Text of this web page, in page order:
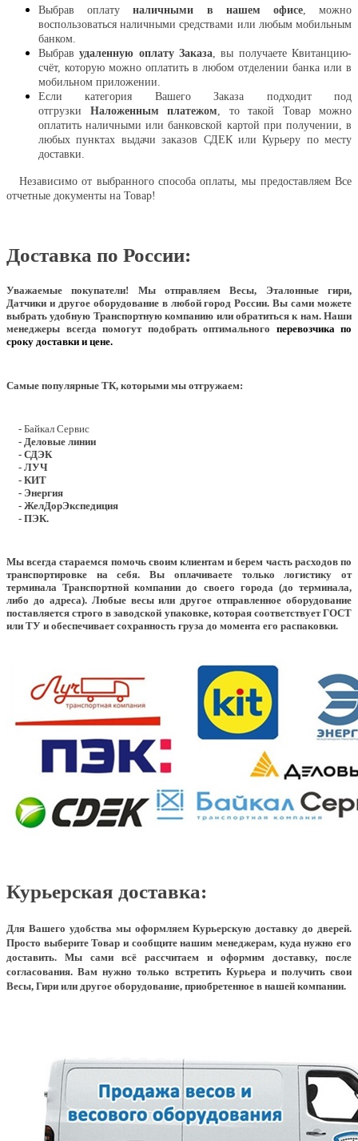
Выбрав оплатуналичными в нашем офисе, можно
воспользоваться наличными средствами или любым мобильным
банком.
Выбравудаленную оплату Заказа , вы получаете Квитанцию-
счёт, которую можно оплатить в любом отделении банка или в
мобильном приложении.
Если категория Вашего Заказа подходит под
отгрузки Наложенным платежом , то такой Товар можно
оплатить наличными или банковской картой при получении, в
любых пунктах выдачи заказов СДЕК или Курьеру по месту
доставки.
Независимо от выбранного способа оплаты, мы предоставляем Все
отчетные документы на Товар!
Доставка по России:
Уважаемые покупатели! Мы отправляем Весы, Эталонные гири,
Датчики и другое оборудование в любой город России. Вы сами можете
выбрать удобную Транспортную компанию или обратиться к нам. Наши
менеджеры всегда помогут подобрать оптимального перевозчика по
сроку доставки и цене.
Самые популярные ТК, которыми мы отгружаем:
- Байкал Сервис
- Деловые линии
- СДЭК
- ЛУЧ
- КИТ
- Энергия
- ЖелДорЭкспедиция
- ПЭК.
Мы всегда стараемся помочь своим клиентам и берем часть расходов по
транспортировке на себя. Вы оплачиваете только логистику от
терминала Транспортной компании до своего города (до терминала,
либо до адреса). Любые весы или другое отправленное оборудование
поставляется строго в заводской упаковке, которая соответствует ГОСТ
или ТУ и обеспечивает сохранность груза до момента его распаковки.
Курьерская доставка:
Для Вашего удобства мы оформляем Курьерскую доставку до дверей.
Просто выберите Товар и сообщите нашим менеджерам, куда нужно его
доставить. Мы сами всё рассчитаем и оформим доставку, после
согласования. Вам нужно только встретить Курьера и получить свои
Весы, Гири или другое оборудование, приобретенное в нашей компании.